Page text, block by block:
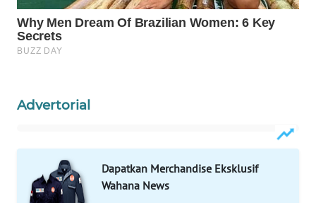
Advertorial
Dapatkan Merchandise Eksklusif
Wahana News
SELEB
WAHANA
WAHANA
OTOMOTIF
WAHANA
HEALTH